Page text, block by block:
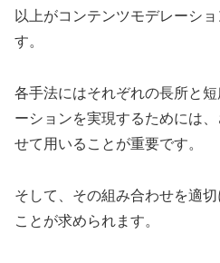
以上がコンテンツモデレーシ
す。
各手法にはそれぞれの長所と
ーションを実現するためには
せて用いることが重要です。
そして、その組み合わせを適
ことが求められます。